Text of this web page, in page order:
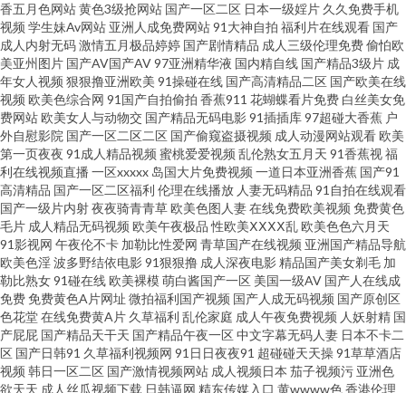
库资源在线观看 精品久热在线观看 九热免费视频播放 麻豆九一天美 欧美福
利姬在线观看 男人的天堂A片 国产精品久久人妻 精品在线性 麻豆精品久久 久
久精美视频 国产原创在线五区 国产小视频91 成人伊人9 国产不卡毛片 国产一
区二区人妻精 国产精品福利姬 草莓污秽视频 老司机在线福福利 亚洲色午夜
91看片免费 91成人成人进入人口 91ncom男女操 综合另类第13页 自啪福利
少妇影院 欧美生活一级片 欧美亞洲日韓Aⅴ 男人的天堂理论片 欧美日本色噜
噜 后入AV一区二区 国内99视频 成人深夜 超碰人人性爱 92恋足 91牛视频网
址 青青操aV 久久神马 国产精品熟女免费一区 九七久久 国产精品久久紫色 一
区二区不卡日本 五月色婷婷网址 熟女视频一区二区三区 91福利视频1000 国
香五月色网站黄色3级抢网站 国产一区二区 日本一级婬片 久久免费手机
视频 学生妹Av网站 亚洲人成免费网站91大神自拍 福利片在线观看 国产
成人内射无码激情五月极品婷婷 国产剧情精品 成人三级伦理免费偷怕欧
美亚州图片 国产AV国产AV97亚洲精华液 国内精自线 国产精品3级片 成
年女人视频 狠狠撸亚洲欧美 91操碰在线 国产高清精品二区 国产欧美在线
视频 欧美色综合网 91国产自拍偷拍 香蕉911 花蝴蝶看片免费 白丝美女免
费网站欧美女人与动物交 国产精品无码电影91插插库97超碰大香蕉 户
外自慰影院 国产一区二区二区 国产偷窥盗摄视频 成人动漫网站观看欧美
第一页夜夜 91成人精品视频 蜜桃爱爱视频 乱伦熟女五月天 91香蕉视福
利在线视频直播 一区xxxxx 岛国大片免费视频 一道日本亚洲香蕉 国产91
高清精品 国产一区二区福利 伦理在线播放 人妻无码精品 91自拍在线观看
国产一级片内射夜夜骑青青草欧美色图人妻在线免费欧美视频 免费黄色
毛片 成人精品无码视频 欧美午夜极品 性欧美ⅩⅩⅩⅩ乱欧美色色六月天
91影视网 午夜伦不卡 加勒比性爱网 青草国产在线视频 亚洲国产精品导航
欧美色淫波多野结依电影91狠狠撸 成人深夜电影精品国产美女剃毛 加
勒比熟女91碰在线欧美裸模萌白酱国产一区 美国一级AV 国产人在线成
免费免费黄色A片网址 微拍福利国产视频 国产人成无码视频 国产原创区
色花堂在线免费黄A片 久草福利 乱伦家庭 成人午夜免费视频 人妖射精 国
产屁屁 国产精品天干天 国产精品午夜一区中文字幕无码人妻 日本不卡二
区 国产日韩91 久草福利视频网 91日日夜夜91 超碰碰天天操91草草酒店
视频 韩日一区二区 国产激情视频网站 成人视频日本 茄子视频污 亚洲色
欲天天 成人丝瓜视频下载 日韩逼网 精东传媒入口 黄wwww色香港伦理